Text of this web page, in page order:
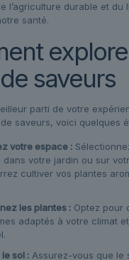
l’agriculture durable et du
santé.
saveurs
parti de votre
saveurs, voici quelques
votre espace :
dans votre jardin ou sur
cultiver vos plantes
les plantes :Optez pour
adaptés à votre climat
sol :Assurez-vous que le